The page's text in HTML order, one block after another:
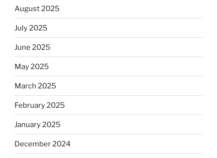
August 2025
July 2025
June 2025
May 2025
March 2025
February 2025
January 2025
December 2024